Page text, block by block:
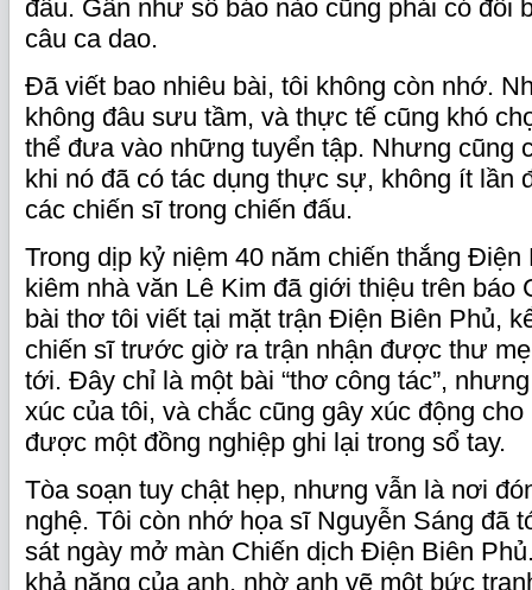
đấu. Gần như số báo nào cũng phải có đôi
câu ca dao.
Đã viết bao nhiêu bài, tôi không còn nhớ.
không đâu sưu tầm, và thực tế cũng khó
thể đưa vào những tuyển tập. Nhưng cũng
khi nó đã có tác dụng thực sự, không ít lần
các chiến sĩ trong chiến đấu.
Trong dịp kỷ niệm 40 năm chiến thắng Điện
kiêm nhà văn Lê Kim đã giới thiệu trên báo
bài thơ tôi viết tại mặt trận Điện Biên Phủ,
chiến sĩ trước giờ ra trận nhận được thư
tới. Đây chỉ là một bài “thơ công tác”,
xúc của tôi, và chắc cũng gây xúc động
được một đồng nghiệp ghi lại trong sổ tay.
Tòa soạn tuy chật hẹp, nhưng vẫn là nơi
nghệ. Tôi còn nhớ họa sĩ Nguyễn Sáng đã
sát ngày mở màn Chiến dịch Điện Biên
khả năng của anh, nhờ anh vẽ một bức